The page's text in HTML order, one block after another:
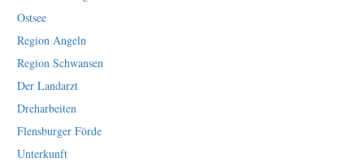
Ostsee
Region Angeln
Region Schwansen
Der Landarzt
Dreharbeiten
Flensburger Förde
Unterkunft